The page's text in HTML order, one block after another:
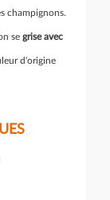
champignons.
se grise avec
d'origine